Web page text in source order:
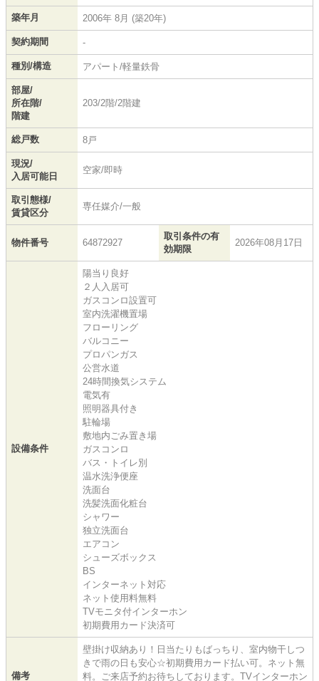
築年月 2006年 8月 (築20年)
契約期間 -
種別/構造 アパート/軽量鉄骨
部屋/
所在階/
階建
203/2階/2階建
総戸数 8戸
現況/
入居可能日
空家/即時
取引態様/
賃貸区分
専任媒介/一般
物件番号 64872927
取引条件の有
効期限
2026年08月17日
設備条件
陽当り良好
２人入居可
ガスコンロ設置可
室内洗濯機置場
フローリング
バルコニー
プロパンガス
公営水道
24時間換気システム
電気有
照明器具付き
駐輪場
敷地内ごみ置き場
ガスコンロ
バス・トイレ別
温水洗浄便座
洗面台
洗髪洗面化粧台
シャワー
独立洗面台
エアコン
シューズボックス
BS
インターネット対応
ネット使用料無料
TVモニタ付インターホン
初期費用カード決済可
備考
壁掛け収納あり！日当たりもばっちり、室内物干しつ
きで雨の日も安心☆初期費用カード払い可。ネット無
料。ご来店予約お待ちしております。TVインターホン